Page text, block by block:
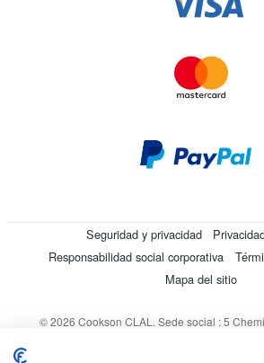
Seguridad y privacidad
Responsabilidad social corporativa
Mapa del sitio
© 2026 Cookson CLAL. Sede social : 5